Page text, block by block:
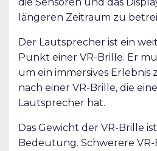
längeren Zeitraum zu
Der Lautsprecher ist ein
Punkt einer VR-Brille. Er
um ein immersives Erlebnis
nach einer VR-Brille, die
Lautsprecher hat.
Das Gewicht der VR-Brille
Bedeutung. Schwerere